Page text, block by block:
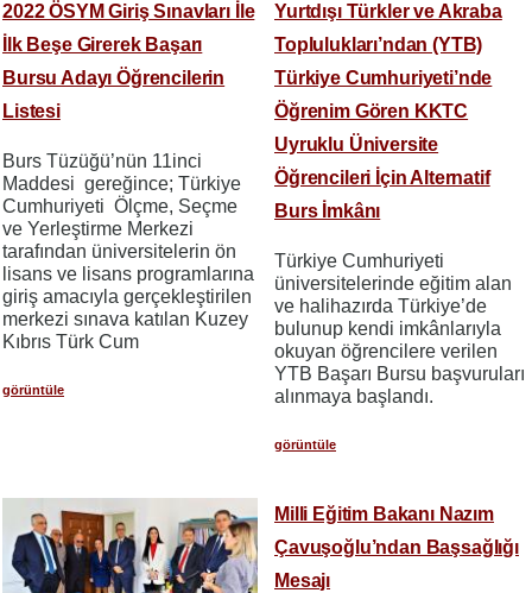
2022 ÖSYM Giriş Sınavları İle
İlk Beşe Girerek Başarı
Bursu Adayı Öğrencilerin
Listesi
Burs Tüzüğü’nün 11inci
Maddesi gereğince; Türkiye
Cumhuriyeti Ölçme, Seçme
ve Yerleştirme Merkezi
tarafından üniversitelerin ön
lisans ve lisans programlarına
giriş amacıyla gerçekleştirilen
merkezi sınava katılan Kuzey
Kıbrıs Türk Cum
görüntüle
Yurtdışı Türkler ve Akraba
Toplulukları’ndan (YTB)
Türkiye Cumhuriyeti’nde
Öğrenim Gören KKTC
Uyruklu Üniversite
Öğrencileri İçin Alternatif
Burs İmkânı
Türkiye Cumhuriyeti
üniversitelerinde eğitim alan
ve halihazırda Türkiye’de
bulunup kendi imkânlarıyla
okuyan öğrencilere verilen
YTB Başarı Bursu başvuruları
alınmaya başlandı.
görüntüle
Milli Eğitim Bakanı Nazım
Çavuşoğlu’ndan Başsağlığı
Mesajı